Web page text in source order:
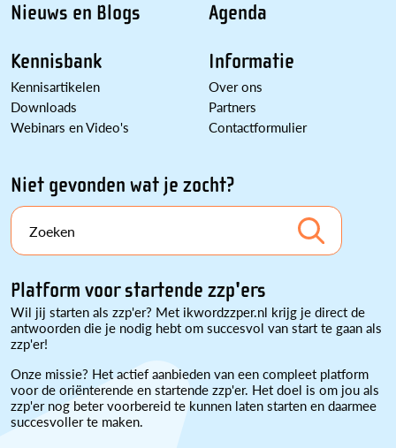
Nieuws en Blogs
Kennisbank
Kennisartikelen
Downloads
Webinars en Video's
Agenda
Informatie
Over ons
Partners
Contactformulier
Niet gevonden wat je zocht?
Zoeken
Platform voor startende zzp'ers
Wil jij starten als zzp'er? Met ikwordzzper.nl krijg je direct de
antwoorden die je nodig hebt om succesvol van start te gaan als
zzp'er!
Onze missie? Het actief aanbieden van een compleet platform
voor de oriënterende en startende zzp'er. Het doel is om jou als
zzp'er nog beter voorbereid te kunnen laten starten en daarmee
succesvoller te maken.